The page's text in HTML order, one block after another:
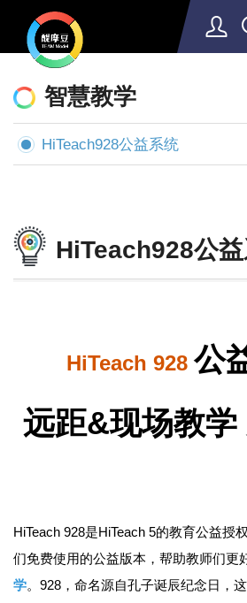
摩
豆
AI
学
校
智慧教学
HiTeach928公益系统
HiTeach928公
HiTeach 928 公
远距&现场教学
HiTeach 928是HiTeach 5的教育公益授
们免费使用的公益版本，帮助教师们更
学。928，命名源自孔子诞辰纪念日，